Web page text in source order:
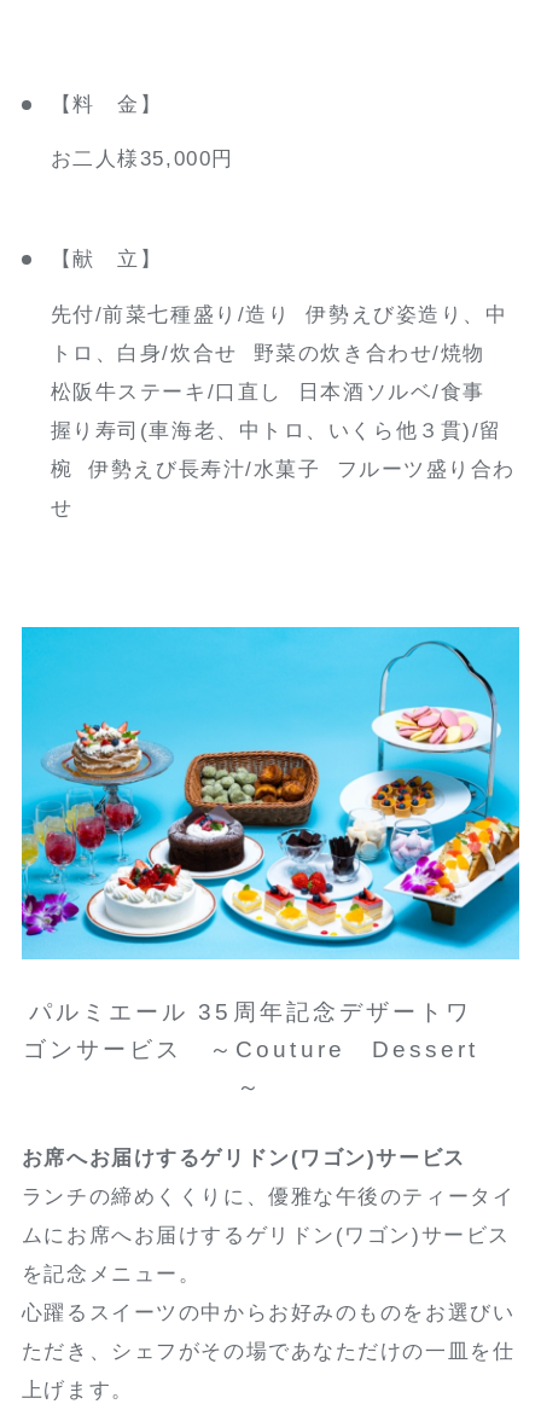
【料 金】
お二人様35,000円
【献 立】
先付/前菜七種盛り/造り 伊勢えび姿造り、中
トロ、白身/炊合せ 野菜の炊き合わせ/焼物
松阪牛ステーキ/口直し 日本酒ソルベ/食事
握り寿司(車海老、中トロ、いくら他３貫)/留
椀 伊勢えび長寿汁/水菓子 フルーツ盛り合わ
せ
パルミエール 35周年記念デザートワ
ゴンサービス ～Couture Dessert
～
お席へお届けするゲリドン(ワゴン)サービス
ランチの締めくくりに、優雅な午後のティータイ
ムにお席へお届けするゲリドン(ワゴン)サービス
を記念メニュー。
心躍るスイーツの中からお好みのものをお選びい
ただき、シェフがその場であなただけの一皿を仕
上げます。